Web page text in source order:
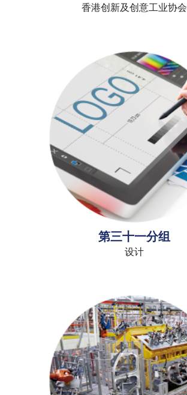
香港创新及创意工业协会
第三十一分组
设计